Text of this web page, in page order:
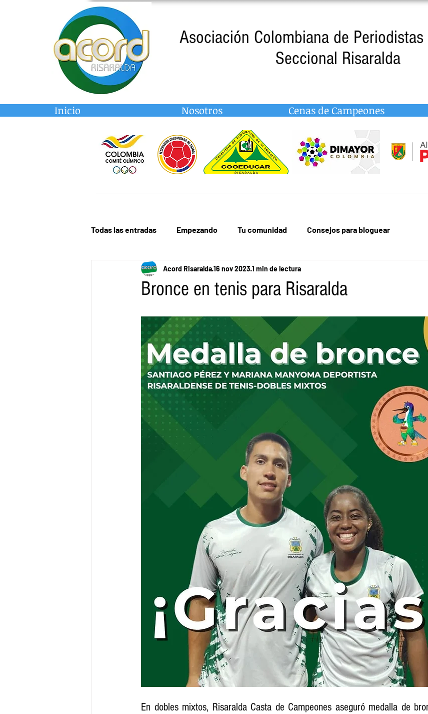
Asociación Colombiana de
Seccional Risaralda
Inicio Nosotros Cenas de Campeones
Todas las entradas Empezando Tu comunidad Consejos para bloguear
Bronce en tenis para Risaralda
Acord Risaralda16 nov 2023 1 min de lectura
En dobles mixtos, Risaralda Casta de Campeones aseguró medalla de